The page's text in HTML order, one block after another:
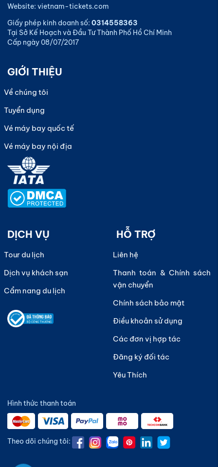
Website: vietnam-tickets.com
Giấy phép kinh doanh số: 0314558363
Tại Sở Kế Hoạch và Đầu Tư Thành Phố Hồ Chí Minh
Cấp ngày 08/07/2017
GIỚI THIỆU
Về chúng tôi
Tuyển dụng
Vé máy bay quốc tế
Vé máy bay nội địa
DỊCH VỤ
Tour du lịch
Dịch vụ khách sạn
Cẩm nang du lịch
HỖ TRỢ
Liên hệ
Thanh toán & Chính sách
vận chuyển
Chính sách bảo mật
Điều khoản sử dụng
Các đơn vị hợp tác
Đăng ký đối tác
Yêu Thích
Hình thức thanh toán
Theo dõi chúng tôi: